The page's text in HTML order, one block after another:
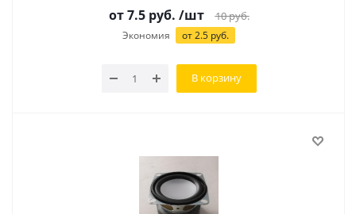
от 7.5 руб. /шт 10руб.
Экономия от 2.5 руб.
В корзину